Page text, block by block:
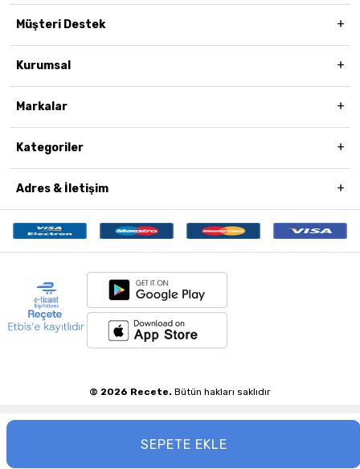
SEPETE EKLE
Müşteri Destek
Kurumsal
Markalar
Kategoriler
Adres & İletişim
© 2026 Recete. Bütün hakları saklıdır